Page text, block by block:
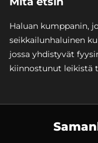
Haluan kumppanin,
seikkailunhaluinen
jossa yhdistyvät
kiinnostunut leikistä